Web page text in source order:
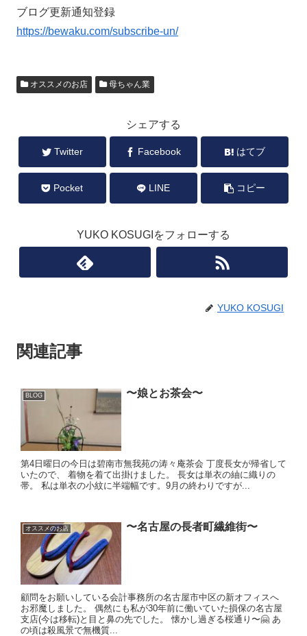
ブログ更新通知登録
https://bewaku.com/subscribe-un/
オススメのお店 母ちゃん業
シェアする
Twitter Facebook はてブ
Pocket LINE コピー
YUKO KOSUGIをフォローする
YUKO KOSUGI
関連記事
BLOG 〜娘とお茶会〜
第4日曜日の今日は碧南市無我苑の涛々庵茶会 丁度長女が帰省して
いたので、 着物を着て出掛けました。 長女は単衣の紬に織りの
帯。 私は単衣の小紋に半端幅です。9月の終わりですが...
オススメのお店 〜名古屋の長者町繊維街〜
顧問をお願いしている会計事務所の名古屋市中区の新オフィスへ
お邪魔しました。 偶然にも私が30年前に働いていた損保の名古屋
支店(今は移転)と目と鼻の先でした。 懐かし過ぎる桜通り〜🤗 あ
の頃は殺風景で無機質...